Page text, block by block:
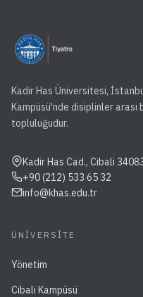
Kadir Has Üniversitesi,
Kampüsü'nde disiplinler arası
topluluğudur.
Kadir Has Cad., Cibali
+90 (212) 533 65 32
info@khas.edu.tr
ÜNIVERSITE
Yönetim
Cibali Kampüsü